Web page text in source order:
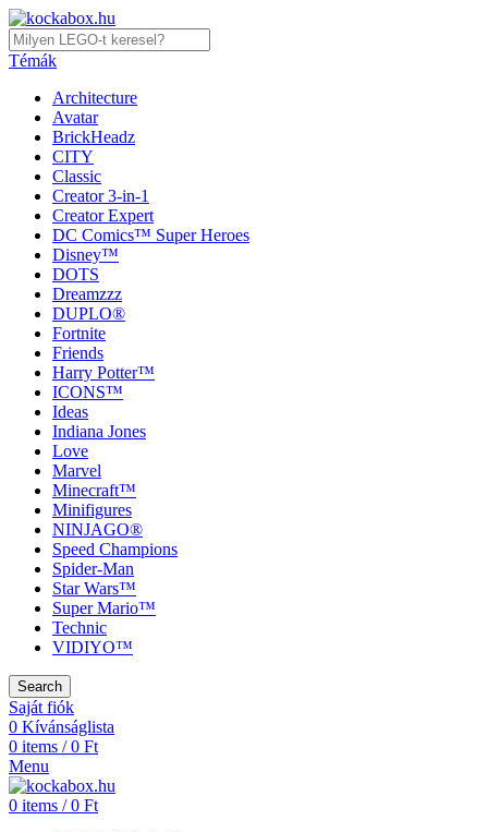
Témák
Architecture
Avatar
BrickHeadz
CITY
Classic
Creator 3-in-1
Creator Expert
DC Comics™ Super Heroes
Disney™
DOTS
Dreamzzz
DUPLO®
Fortnite
Friends
Harry Potter™
ICONS™
Ideas
Indiana Jones
Love
Marvel
Minecraft™
Minifigures
NINJAGO®
Speed Champions
Spider-Man
Star Wars™
Super Mario™
Technic
VIDIYO™
Search
Saját fiók
0 Kívánságlista
0 items / 0 Ft
Menu
0 items / 0 Ft